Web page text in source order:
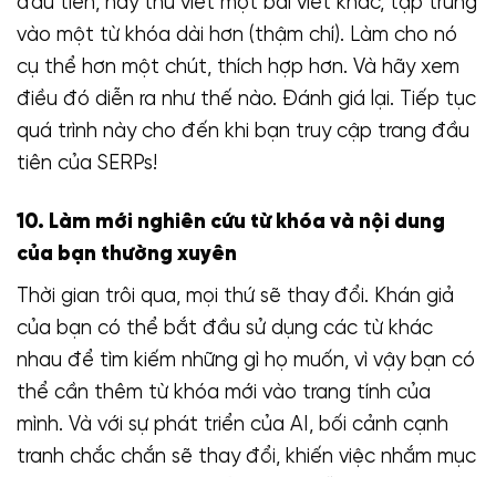
vào một từ khóa dài hơn (thậm chí). Làm cho nó
cụ thể hơn một chút, thích hợp hơn. Và hãy xem
điều đó diễn ra như thế nào. Đánh giá lại. Tiếp tục
quá trình này cho đến khi bạn truy cập trang đầu
tiên của SERPs!
10. Làm mới nghiên cứu từ khóa và nội dung
của bạn thường xuyên
Thời gian trôi qua, mọi thứ sẽ thay đổi. Khán giả
của bạn có thể bắt đầu sử dụng các từ khác
nhau để tìm kiếm những gì họ muốn, vì vậy bạn có
thể cần thêm từ khóa mới vào trang tính của
mình. Và với sự phát triển của AI, bối cảnh cạnh
tranh chắc chắn sẽ thay đổi, khiến việc nhắm mục